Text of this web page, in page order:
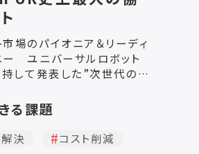
汎用性 UR12eは、
チと12.5kg可搬というバラ
えた中型のURロボットで
ボットは、多様なアプリケ
ムレスに統合できる高い
作半径 1300
可搬重量 12.5 kg /
付面積 Ø 190 mm 重量
lbs
経費削減
決
自動化